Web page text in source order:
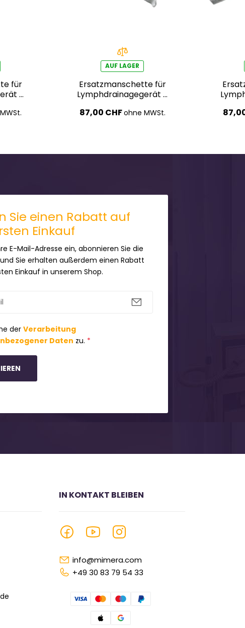
für
–
AUF LAGER
Ersatzmanschette für
Lymphdrainagegerät –
87,00 CHFohne MWSt.
Sie einen Rabatt auf
Einkauf
E-Mail-Adresse ein, abonnieren Sie die
Sie erhalten außerdem einen Rabatt
Einkauf in unserem Shop.
derVerarbeitung
Daten zu. *
IN KONTAKT BLEIBEN
info@mimera.com
+49 30 83 79 54 33